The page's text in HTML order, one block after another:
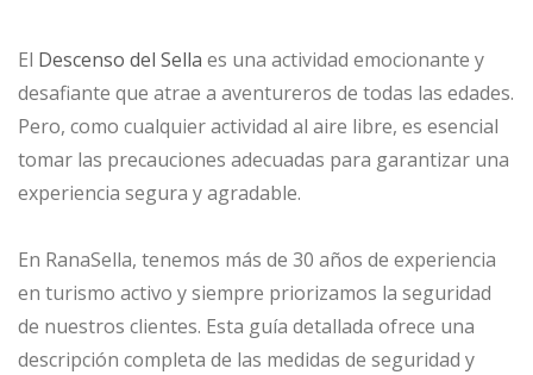
El Descenso del Sella es una actividad emocionante y
desafiante que atrae a aventureros de todas las edades.
Pero, como cualquier actividad al aire libre, es esencial
tomar las precauciones adecuadas para garantizar una
experiencia segura y agradable.
En RanaSella, tenemos más de 30 años de experiencia
en turismo activo y siempre priorizamos la seguridad
de nuestros clientes. Esta guía detallada ofrece una
descripción completa de las medidas de seguridad y